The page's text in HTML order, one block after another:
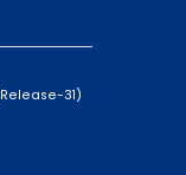
Release-31)